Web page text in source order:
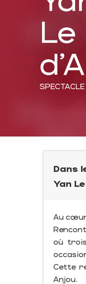
Le
SPECTACLE
Dans
Yan
Au
où
Cette
Anjou.